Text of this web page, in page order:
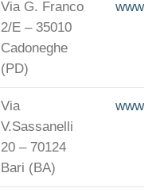
Via G. Franco
2/E – 35010
Cadoneghe
(PD)
Via
V.Sassanelli
20 – 70124
Bari (BA)